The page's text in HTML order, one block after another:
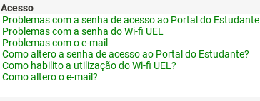
Acesso
Problemas com a senha de acesso ao Portal do Estudante
Problemas com a senha do Wi-fi UEL
Problemas com o e-mail
Como altero a senha de acesso ao Portal do Estudante?
Como habilito a utilização do Wi-fi UEL?
Como altero o e-mail?